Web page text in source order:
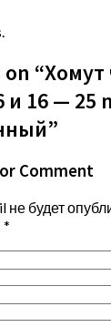
и 16 — 25
Comment
будет
*